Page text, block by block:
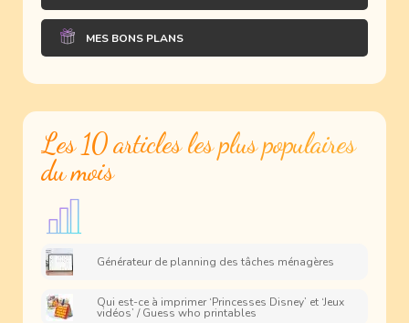
MES BONS PLANS
Les 10 articles les plus populaires
du mois
Générateur de planning des tâches ménagères
Qui est-ce à imprimer ‘Princesses Disney’ et ‘Jeux
vidéos’ / Guess who printables